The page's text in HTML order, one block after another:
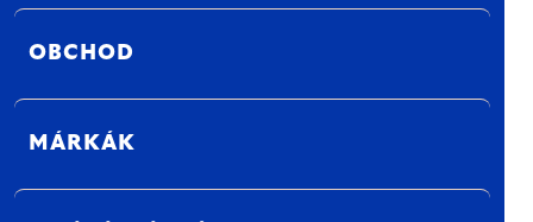
OBCHOD
MÁRKÁK